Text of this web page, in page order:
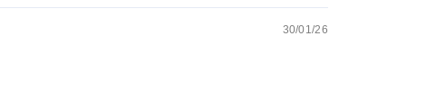
30/01/26